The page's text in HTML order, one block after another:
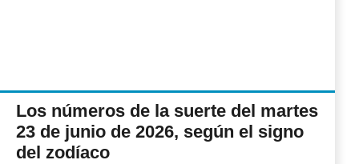
Los números de la suerte del martes
23 de junio de 2026, según el signo
del zodíaco